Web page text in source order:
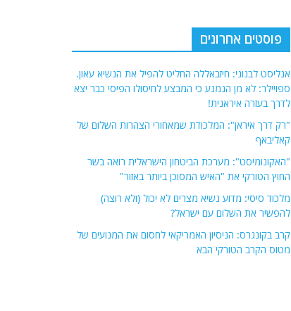
פוסטים אחרונים
אנליסט לבנוני: חיזבאללה החליט להפיל את הנשיא עאון.
ספויילר: לא מן הנמנע כי המבצע לחיסולו הפיסי כבר יצא
לדרך בעזרה איראנית!
"רק דרך איראן": המלכודת שמאחורי הצהרות השלום של
קאליבאף
"האקונומיסט": מערכת הביטחון הישראלית רואה בשר
החוץ הטורקי את "האיש המסוכן ביותר באזור"
מלכוד סיסי: מדוע נשיא מצרים לא יכול (ולא רוצה)
להפשיר את השלום עם ישראל?
קרב בקונגרס: הניסיון האמריקאי לחסום את המנועים של
מטוס הקרב הטורקי הבא